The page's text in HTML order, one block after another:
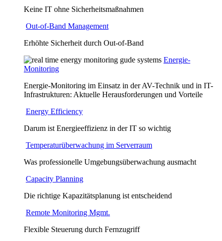
Keine IT ohne Sicherheitsmaßnahmen
Out-of-Band Management
Erhöhte Sicherheit durch Out-of-Band
Energie-
Monitoring
Energie-Monitoring im Einsatz in der AV-Technik und in IT-
Infrastrukturen: Aktuelle Herausforderungen und Vorteile
Energy Efficiency
Darum ist Energieeffizienz in der IT so wichtig
Temperaturüberwachung im Serverraum
Was professionelle Umgebungsüberwachung ausmacht
Capacity Planning
Die richtige Kapazitätsplanung ist entscheidend
Remote Monitoring Mgmt.
Flexible Steuerung durch Fernzugriff